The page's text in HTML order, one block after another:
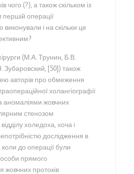
чого (?), а також скільком із
операції
виконували і на скільки це
(М.А. Трунин, Б.В.
Зубаровский, [50]) також
авторів про обмеження
холангіографії
аномаліями жовчних
стенозом
холедоха, хоча і
дослідження в
до операції були
прямого
жовчних протоків